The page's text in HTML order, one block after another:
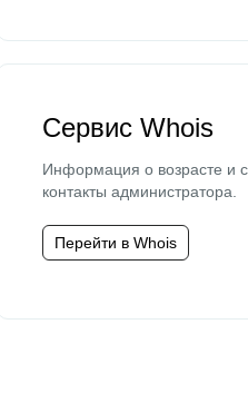
Сервис Whois
Информация о возрасте и
контакты администратора.
Перейти в Whois